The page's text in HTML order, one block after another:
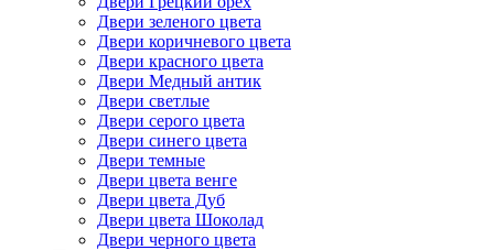
Двери зеленого цвета
Двери коричневого цвета
Двери красного цвета
Двери Медный антик
Двери светлые
Двери серого цвета
Двери синего цвета
Двери темные
Двери цвета венге
Двери цвета Дуб
Двери цвета Шоколад
Двери черного цвета